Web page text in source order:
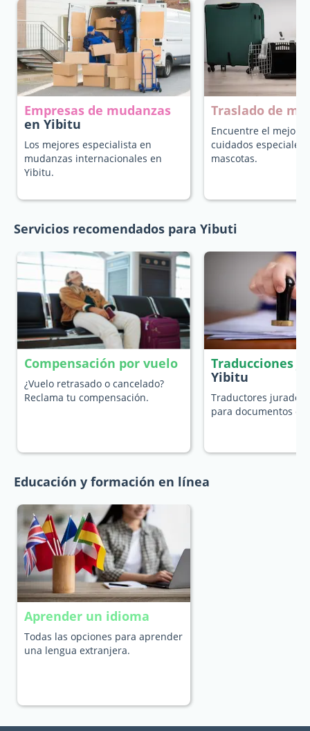
Empresas de mudanzas
en Yibitu
Los mejores especialista en
mudanzas internacionales en
Yibitu.
Traslado de
Encuentre el mejor
cuidados especiales
mascotas.
Servicios recomendados para Yibuti
Compensación por vuelo
¿Vuelo retrasado o cancelado?
Reclama tu compensación.
Traducciones
Yibitu
Traductores jurados
para documentos
Educación y formación en línea
Aprender un idioma
Todas las opciones para aprender
una lengua extranjera.